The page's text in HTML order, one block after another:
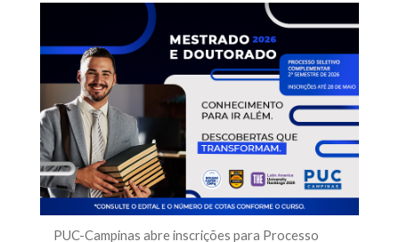
PUC-Campinas abre inscrições para Processo